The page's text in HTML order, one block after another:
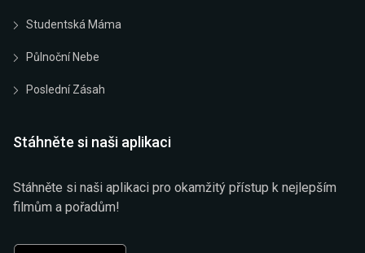
Studentská Máma
Půlnoční Nebe
Poslední Zásah
Stáhněte si naši aplikaci
Stáhněte si naši aplikaci pro okamžitý přístup k nejlepším
filmům a pořadům!